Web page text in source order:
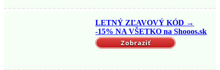
LETNÝ ZĽAVOVÝ KÓD →
-15% NA VŠETKO na Shooos.sk
Zobraziť